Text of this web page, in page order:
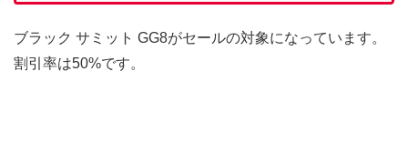
ブラック サミット GG8がセールの対象になっています。
割引率は50%です。